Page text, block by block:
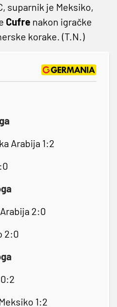
suparnik je Meksiko,
Cufre nakon igračke
korake. (T.N.)
Arabija 1:2
2:0
2:0
1:2